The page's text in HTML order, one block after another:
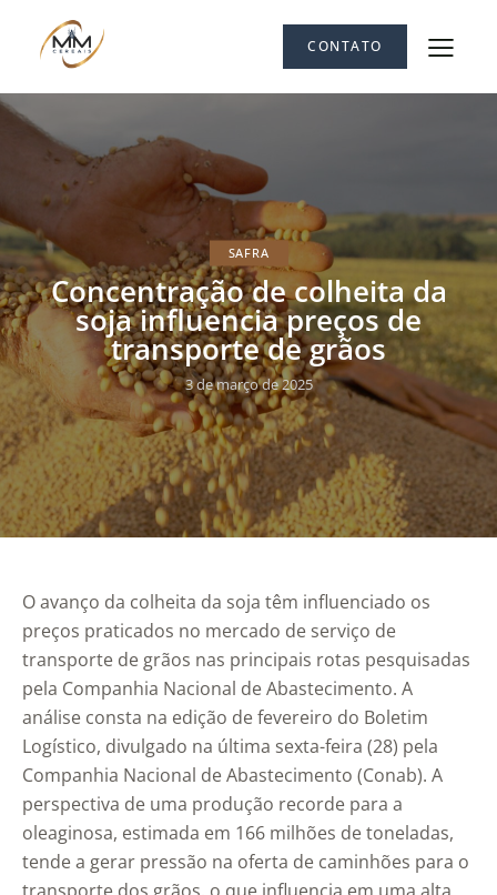
CONTATO
SAFRA
Concentração de colheita da
soja influencia preços de
transporte de grãos
3 de março de 2025
O avanço da colheita da soja têm influenciado os
preços praticados no mercado de serviço de
transporte de grãos nas principais rotas pesquisadas
pela Companhia Nacional de Abastecimento. A
análise consta na edição de fevereiro do Boletim
Logístico, divulgado na última sexta-feira (28) pela
Companhia Nacional de Abastecimento (Conab). A
perspectiva de uma produção recorde para a
oleaginosa, estimada em 166 milhões de toneladas,
tende a gerar pressão na oferta de caminhões para o